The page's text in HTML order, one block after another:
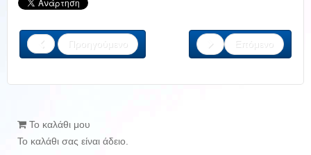
Προηγούμενο Επόμενο
Το καλάθι μου
Το καλάθι σας είναι άδειο.